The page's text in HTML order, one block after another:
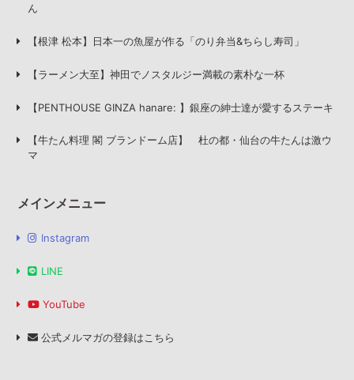
ん
【根津 松本】日本一の魚屋が作る「のり弁当&ちらし寿司」
【ラーメン大至】神田でノスタルジー満載の素朴な一杯
【PENTHOUSE GINZA hanare: 】銀座の紳士達が愛するステーキ
【牛たん料理 閣 ブランドーム店】 杜の都・仙台の牛たんは激ウ
マ
メインメニュー
Instagram
LINE
YouTube
公式メルマガの登録はこちら